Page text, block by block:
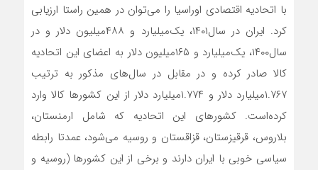
با اتحادیه اقتصادی اوراسیا را می‌توان در همین راستا ارزیابی
کرد. ایران در سال‌۱۴۰۱، یک‌میلیارد و ۴۸۸‌میلیون دلار و در
سال‌۱۴۰۰، یک‌میلیارد و ۱۶۵‌میلیون دلار به اعضای این اتحادیه
کالا صادر کرده و در مقابل در سال‌های مذکور به ترتیب
۱.۷۶۷‌میلیارد دلار و ۱.۷۷۴‌میلیارد دلار از این کشورها کالا وارد
کرده‌است. کشورهای این اتحادیه که شامل ارمنستان،
بلاروس، قرقیزستان، قزاقستان و روسیه می‌شود، عمدتا رابطه
سیاسی خوبی با ایران دارند و برخی از این کشورها (روسیه و